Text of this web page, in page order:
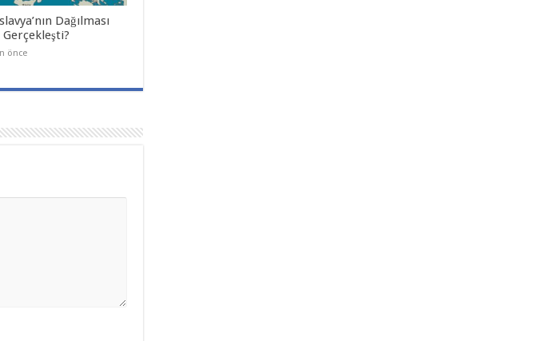
Dağılması
Gerçekleşti?
önce